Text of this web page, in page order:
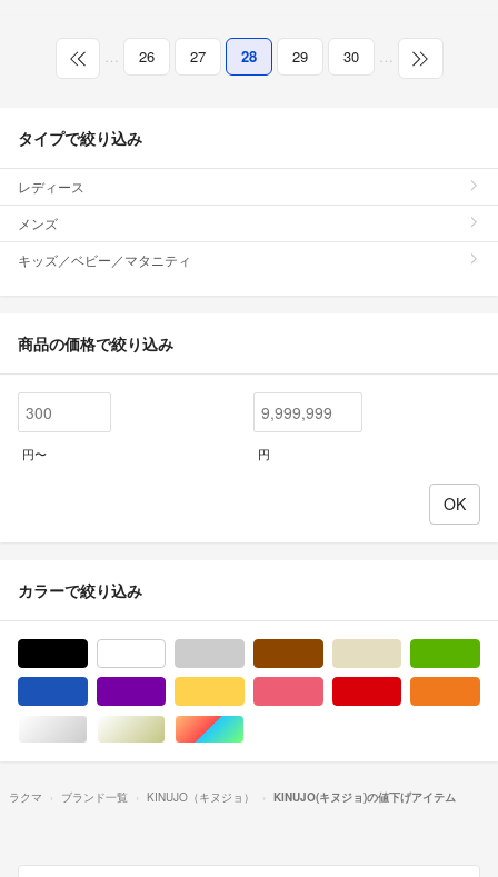
… 26 27 28 29 30 …
タイプで絞り込み
レディース
メンズ
キッズ／ベビー／マタニティ
商品の価格で絞り込み
円〜 円
カラーで絞り込み
シルバー/銀色系ゴールド/金色系マルチカラー
ラクマ ブランド一覧 KINUJO（キヌジョ） KINUJO(キヌジョ)の値下げアイテム